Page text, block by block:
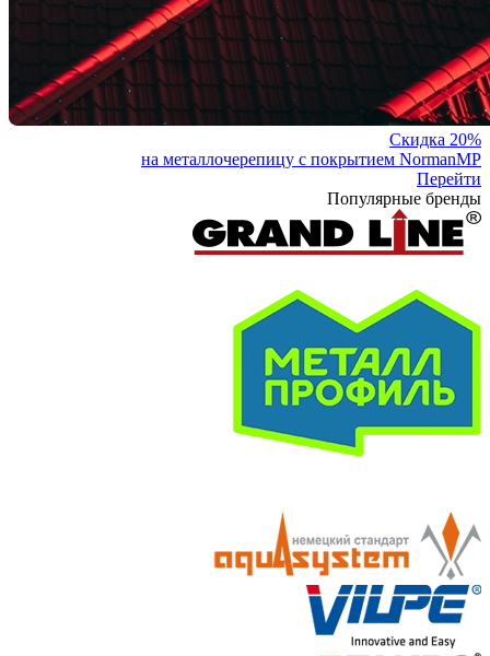
Скидка 20%
на металлочерепицу с покрытием NormanMP
Перейти
Популярные бренды